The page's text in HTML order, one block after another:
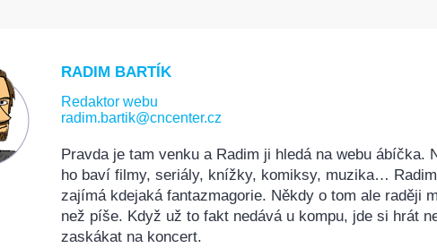
RADIM BARTÍK
Redaktor webu
radim.bartik@cncenter.cz
Pravda je tam venku a Radim ji hledá na webu ábíčka.
ho baví filmy, seriály, knížky, komiksy, muzika…
zajímá kdejaká fantazmagorie. Někdy o tom ale raději
než píše. Když už to fakt nedává u kompu, jde si hrát
zaskákat na koncert.